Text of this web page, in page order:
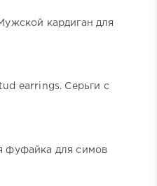
кардиган для
earrings. Серьги с
фуфайка для симов